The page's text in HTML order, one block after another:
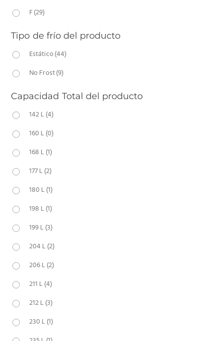
F(29)
Tipo de frío del producto
Estático(44)
No Frost(9)
Capacidad Total del producto
142 L(4)
160 L(0)
168 L(1)
177 L(2)
180 L(1)
198 L(1)
199 L(3)
204 L(2)
206 L(2)
211 L(4)
212 L(3)
230 L(1)